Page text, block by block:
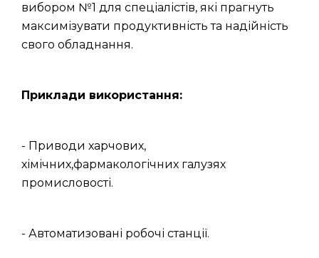
вибором №1 для спеціалістів, які прагнуть
максимізувати продуктивність та надійність
свого обладнання.
Приклади використання:
- Приводи харчових,
хімічних,фармакологічних галузях
промисловості.
- Автоматизовані робочі станції.